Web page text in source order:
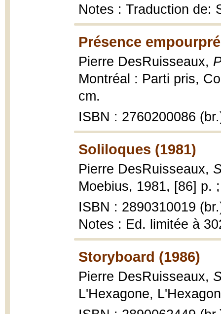
Notes : Traduction de:
Présence
Pierre DesRuisseaux,
Montréal : Parti pris,
cm.
ISBN : 2760200086
Soliloques (1981)
Pierre DesRuisseaux,
Moebius, 1981, [86] p.
ISBN : 2890310019
Notes : Ed. limitée à
Storyboard (1986)
Pierre DesRuisseaux,
L'Hexagone,